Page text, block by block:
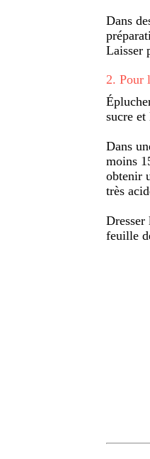
Dans
Laisser
2. Pour
sucre
Dans
moins
obtenir
très
Dresser
feuille